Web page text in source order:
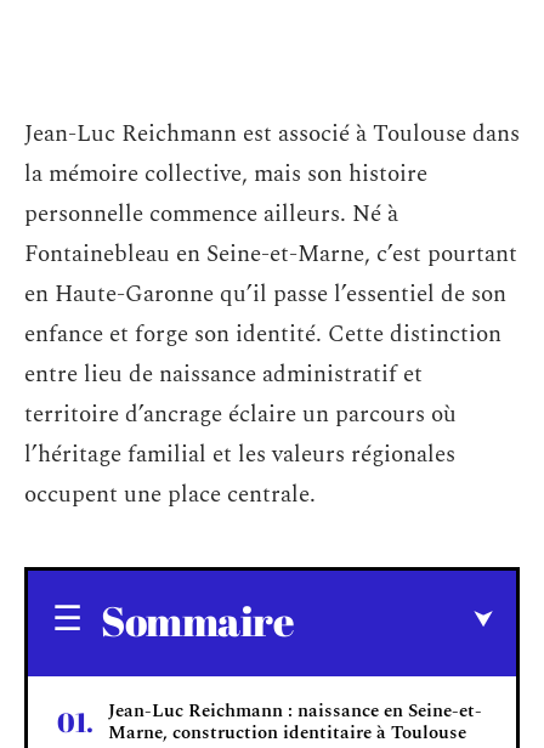
Jean-Luc Reichmann est associé à Toulouse dans
la mémoire collective, mais son histoire
personnelle commence ailleurs. Né à
Fontainebleau en Seine-et-Marne, c’est pourtant
en Haute-Garonne qu’il passe l’essentiel de son
enfance et forge son identité. Cette distinction
entre lieu de naissance administratif et
territoire d’ancrage éclaire un parcours où
l’héritage familial et les valeurs régionales
occupent une place centrale.
Sommaire
Jean-Luc Reichmann : naissance en Seine-et-
Marne, construction identitaire à Toulouse